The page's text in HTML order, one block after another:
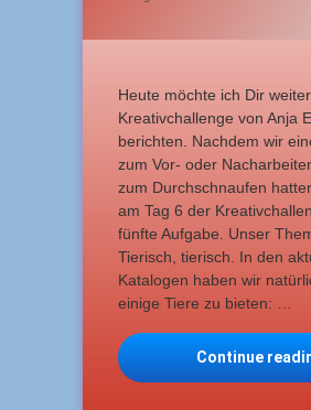
Heute möchte ich Dir
Kreativchallenge von Anja
berichten. Nachdem wir
zum Vor- oder
zum Durchschnaufen
am Tag 6 der
fünfte Aufgabe. Unser
Tierisch, tierisch. In den
Katalogen haben wir
einige Tiere zu bieten: …
Continue